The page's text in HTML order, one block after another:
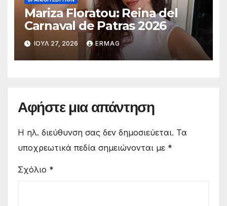
Mariza Floratou: Reina del
Carnaval de Patras 2026
ΙΟΎΛ 27, 2026 ERMAG
Αφήστε μια απάντηση
Η ηλ. διεύθυνση σας δεν δημοσιεύεται. Τα
υποχρεωτικά πεδία σημειώνονται με *
Σχόλιο *